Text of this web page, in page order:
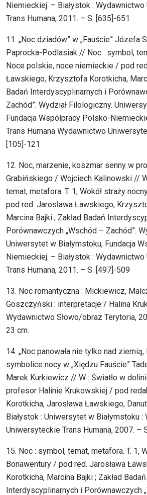
Niemieckiej. – Białystok :
Trans Humana, 2011. – S. [635]-651
11. „Noc dziadów” w „Fauście” Józefa
Paprocka-Podlasiak // Noc : symbol,
Noce polskie, noce niemieckie / pod
Ławskiego, Krzysztofa Korotkicha,
Badań Interdyscyplinarnych i
Zachód”. Wydział Filologiczny.
Fundacja Współpracy Polsko-
Trans Humana Wydawnictwo
[105]-121
12. Noc, marzenie, koszmar senny w
Grabińskiego / Wojciech Kalinowski //
temat, metafora. T. 1, Wokół straży
pod red. Jarosława Ławskiego,
Marcina Bajki ; Zakład Badań
Porównawczych „Wschód – Zachód”.
Uniwersytet w Białymstoku, Fundacja
Niemieckiej. – Białystok :
Trans Humana, 2011. – S. [497]-509
13. Noc romantyczna : Mickiewicz,
Goszczyński : interpretacje / Halina
Wydawnictwo Słowo/obraz Terytoria,
23 cm.
14. „Noc panowała nie tylko nad
symbolice nocy w „Xiędzu Fauście”
Marek Kurkiewicz // W : Światło w
profesor Halinie Krukowskiej / pod
Korotkicha, Jarosława Ławskiego,
Białystok : Uniwersytet w Białymstoku
Uniwersyteckie Trans Humana, 2007. –
15. Noc : symbol, temat, metafora. T. 1,
Bonawentury / pod red. Jarosława
Korotkicha, Marcina Bajki ; Zakład Badań
Interdyscyplinarnych i Porównawczych